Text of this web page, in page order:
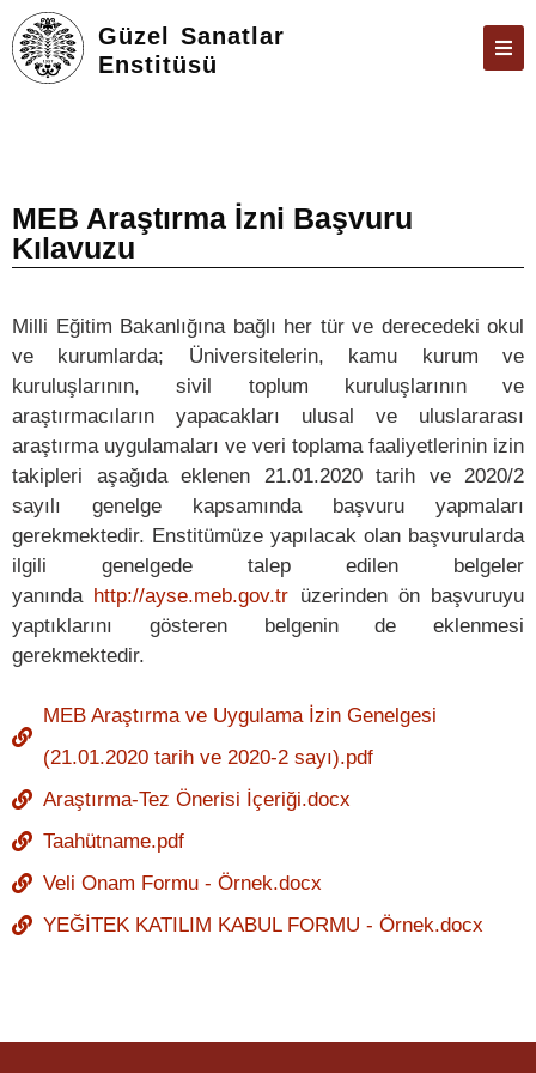
Güzel Sanatlar
Enstitüsü
FORMLAR VE DILEKÇELER
İLETIŞIM
ÜBYS
ÖBS
E-POSTA
MEB Araştırma İzni Başvuru
Kılavuzu
Milli Eğitim Bakanlığına bağlı her tür ve derecedeki okul
ve kurumlarda; Üniversitelerin, kamu kurum ve
kuruluşlarının, sivil toplum kuruluşlarının ve
araştırmacıların yapacakları ulusal ve uluslararası
araştırma uygulamaları ve veri toplama faaliyetlerinin izin
takipleri aşağıda eklenen 21.01.2020 tarih ve 2020/2
sayılı genelge kapsamında başvuru yapmaları
gerekmektedir. Enstitümüze yapılacak olan başvurularda
ilgili genelgede talep edilen belgeler
yanında http://ayse.meb.gov.tr üzerinden ön başvuruyu
yaptıklarını gösteren belgenin de eklenmesi
gerekmektedir.
MEB Araştırma ve Uygulama İzin Genelgesi
(21.01.2020 tarih ve 2020-2 sayı).pdf
Araştırma-Tez Önerisi İçeriği.docx
Taahütname.pdf
Veli Onam Formu - Örnek.docx
YEĞİTEK KATILIM KABUL FORMU - Örnek.docx